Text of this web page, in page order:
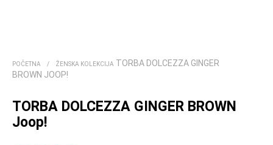
POČETNA / ŽENSKA KOLEKCIJA TORBA DOLCEZZA GINGER
BROWN JOOP!
TORBA DOLCEZZA GINGER BROWN
Joop!